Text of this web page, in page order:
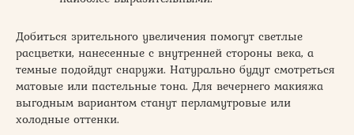
Добиться зрительного увеличения помогут светлые
расцветки, нанесенные с внутренней стороны века, а
темные подойдут снаружи. Натурально будут смотреться
матовые или пастельные тона. Для вечернего макияжа
выгодным вариантом станут перламутровые или
холодные оттенки.